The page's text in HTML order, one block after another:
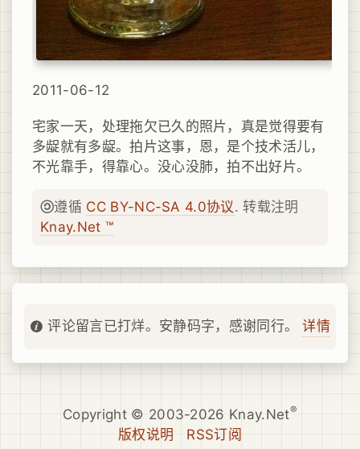
2011-06-12
宅家一天，处理拖欠已久的照片，真是觉得要有
多龊就有多龊。拍片这事，恩，是个技术活儿，
不光靠手，得靠心。没心没肺，拍不出好片。
遵循 CC BY-NC-SA 4.0协议. 转载注明
Knay.Net ™
评论留言已打烊。安静码字，感谢同行。 详情
Copyright © 2003-2026 Knay.Net®
版权说明 RSS订阅